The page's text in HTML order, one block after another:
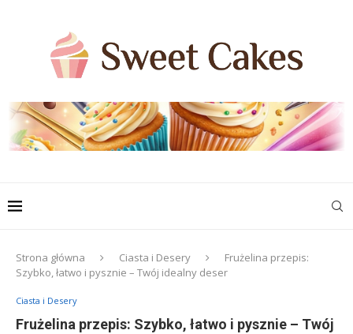
Strona główna Ciasta i Desery
Frużelina przepis:
Szybko, łatwo i pysznie – Twój idealny deser
Ciasta i Desery
Frużelina przepis: Szybko, łatwo i pysznie – Twój